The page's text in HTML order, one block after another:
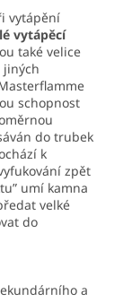
vytápění
vytápěcí
také velice
jiných
schopnost
do trubek
k
zpět
umí kamna
velké
do
a